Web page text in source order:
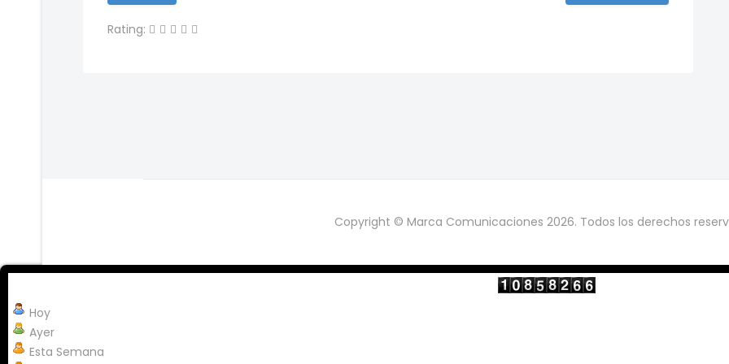
Rating:
Copyright © Marca Comunicaciones 2026. Todos los derechos
Hoy
Ayer
Esta Semana